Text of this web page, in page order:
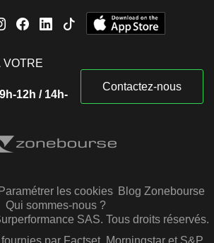
VOTRE
12h / 14h-
Contactez-nous
Paramétrer les cookies Blog Zonebourse
Qui sommes-nous ?
SAS. Tous droits réservés.
fournies par Factset, Morningstar et S&P